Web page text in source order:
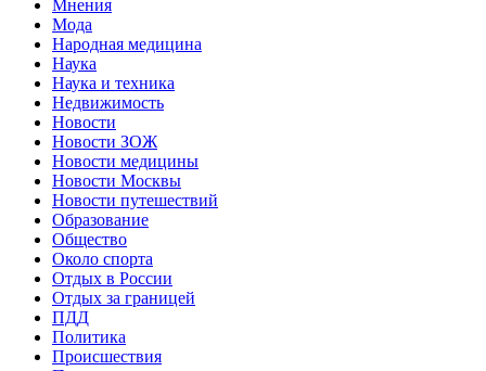
Мнения
Мода
Народная медицина
Наука
Наука и техника
Недвижимость
Новости
Новости ЗОЖ
Новости медицины
Новости Москвы
Новости путешествий
Образование
Общество
Около спорта
Отдых в России
Отдых за границей
ПДД
Политика
Происшествия